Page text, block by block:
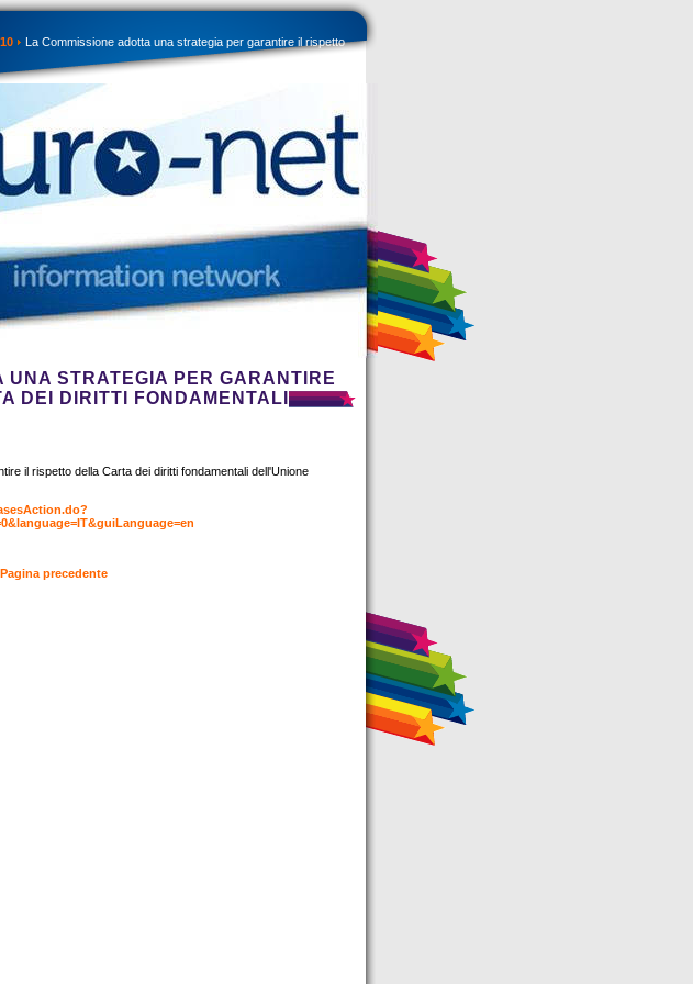
La Commissione adotta una strategia per garantire il rispetto
UNA STRATEGIA PER GARANTIRE
DEI DIRITTI FONDAMENTALI
il rispetto della Carta dei diritti fondamentali dell'Unione
Pagina precedente